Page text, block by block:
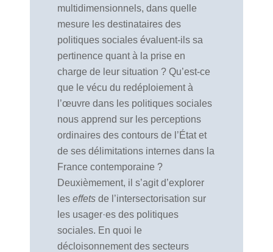
multidimensionnels, dans quelle
mesure les destinataires des
politiques sociales évaluent-ils sa
pertinence quant à la prise en
charge de leur situation ? Qu’est-ce
que le vécu du redéploiement à
l’œuvre dans les politiques sociales
nous apprend sur les perceptions
ordinaires des contours de l’État et
de ses délimitations internes dans la
France contemporaine ?
Deuxièmement, il s’agit d’explorer
les effets de l’intersectorisation sur
les usager·es des politiques
sociales. En quoi le
décloisonnement des secteurs